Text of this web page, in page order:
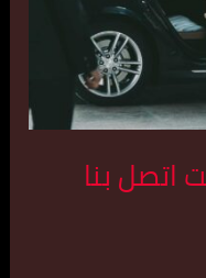
اتصل بنا